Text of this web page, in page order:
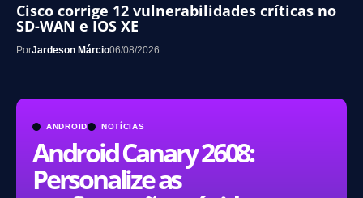
ANDROID NOTÍCIAS
Android Canary 2608:
Personalize as
Cisco corrige 12 vulnerabilidades críticas no
SD-WAN e IOS XE
PorJardeson Márcio06/08/2026